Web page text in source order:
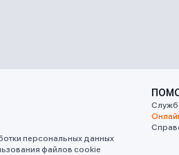
персональных данных
файлов cookie